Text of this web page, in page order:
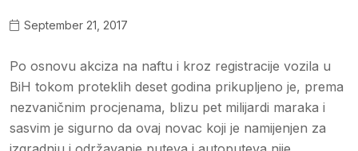
September 21, 2017
Po osnovu akciza na naftu i kroz registracije vozila u
BiH tokom proteklih deset godina prikupljeno je, prema
nezvaničnim procjenama, blizu pet milijardi maraka i
sasvim je sigurno da ovaj novac koji je namijenjen za